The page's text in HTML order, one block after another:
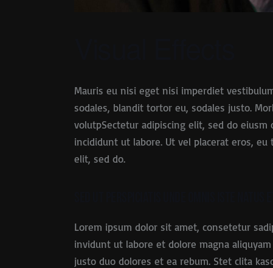
Mauris eu nisi eget nisi imperdiet
sodales, blandit tortor eu, sodales justo.
volutpSectetur adipiscing elit, sed do
incididunt ut labore. Ut vel placerat eros,
elit, sed do.
Lorem ipsum dolor sit amet, consetetur
invidunt ut labore et dolore magna
justo duo dolores et ea rebum. Stet clita